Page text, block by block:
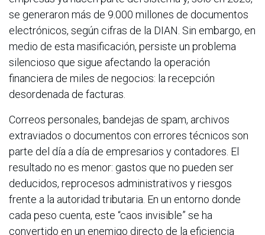
se generaron más de 9.000 millones de documentos
electrónicos, según cifras de la DIAN. Sin embargo, en
medio de esta masificación, persiste un problema
silencioso que sigue afectando la operación
financiera de miles de negocios: la recepción
desordenada de facturas.
Correos personales, bandejas de spam, archivos
extraviados o documentos con errores técnicos son
parte del día a día de empresarios y contadores. El
resultado no es menor: gastos que no pueden ser
deducidos, reprocesos administrativos y riesgos
frente a la autoridad tributaria. En un entorno donde
cada peso cuenta, este “caos invisible” se ha
convertido en un enemigo directo de la eficiencia